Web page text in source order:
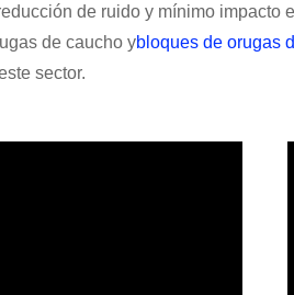
de ruido y mínimo impacto
de caucho ybloques de orugas
sector.